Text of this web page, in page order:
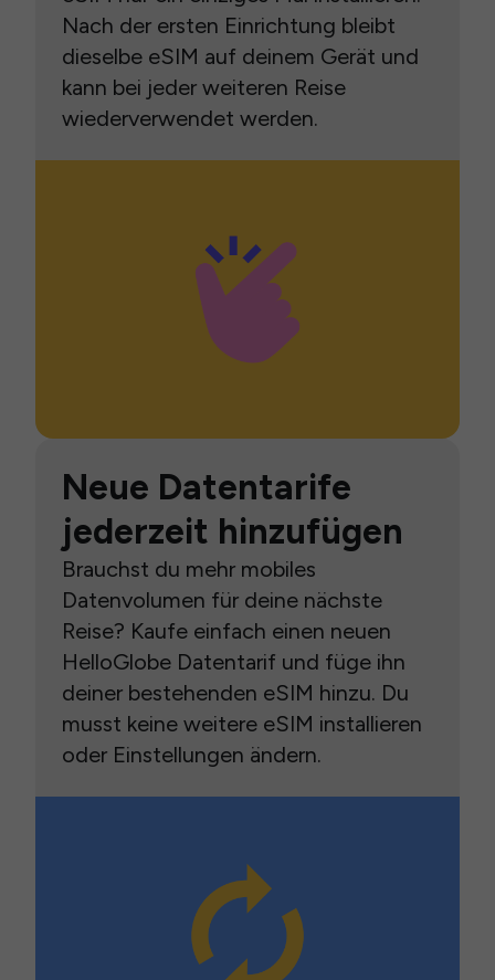
Nach der ersten Einrichtung bleibt
dieselbe eSIM auf deinem Gerät und
kann bei jeder weiteren Reise
wiederverwendet werden.
Neue Datentarife
jederzeit hinzufügen
Brauchst du mehr mobiles
Datenvolumen für deine nächste
Reise? Kaufe einfach einen neuen
HelloGlobe Datentarif und füge ihn
deiner bestehenden eSIM hinzu. Du
musst keine weitere eSIM installieren
oder Einstellungen ändern.